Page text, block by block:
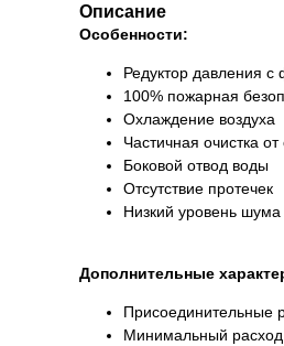
Описание
Особенности:
Редуктор давления с
100% пожарная
Охлаждение воздуха
Частичная очистка
Боковой отвод воды
Отсутствие протечек
Низкий уровень шума
Дополнительные
Присоединительные
Минимальный